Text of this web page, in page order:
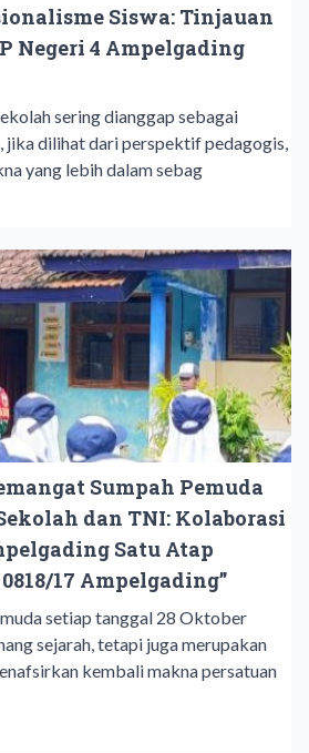
Siswa: Tinjauan
Negeri 4 Ampelgading
sering dianggap sebagai
jika dilihat dari perspektif pedagogis,
yang lebih dalam sebag
Sumpah Pemuda
dan TNI: Kolaborasi
Satu Atap
17 Ampelgading”
setiap tanggal 28 Oktober
sejarah, tetapi juga merupakan
kembali makna persatuan